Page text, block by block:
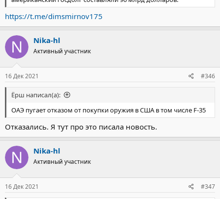
https://t.me/dimsmirnov175
Nika-hl
Активный участник
16 Дек 2021 #346
Ёрш написал(а):
ОАЭ пугает отказом от покупки оружия в США в том числе F-35
Отказались. Я тут про это писала новость.
Nika-hl
Активный участник
16 Дек 2021 #347